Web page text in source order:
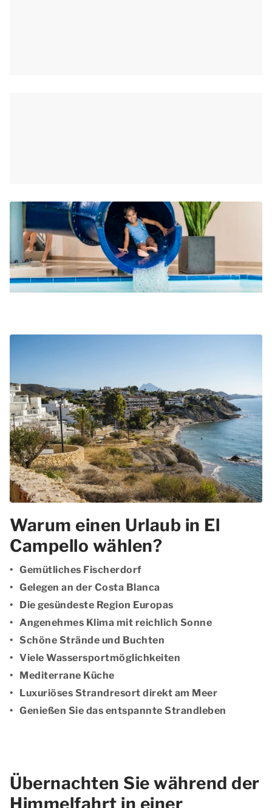
Warum einen Urlaub in El
Campello wählen?
Gemütliches Fischerdorf
Gelegen an der Costa Blanca
Die gesündeste Region Europas
Angenehmes Klima mit reichlich Sonne
Schöne Strände und Buchten
Viele Wassersportmöglichkeiten
Mediterrane Küche
Luxuriöses Strandresort direkt am Meer
Genießen Sie das entspannte Strandleben
Übernachten Sie während der